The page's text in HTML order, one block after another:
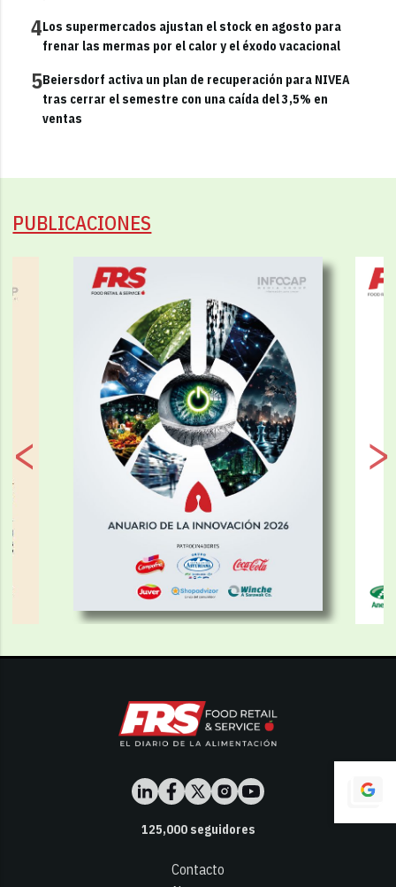
4Los supermercados ajustan el stock en agosto para
frenar las mermas por el calor y el éxodo vacacional
5Beiersdorf activa un plan de recuperación para NIVEA
tras cerrar el semestre con una caída del 3,5% en
ventas
PUBLICACIONES
125,000seguidores
Contacto